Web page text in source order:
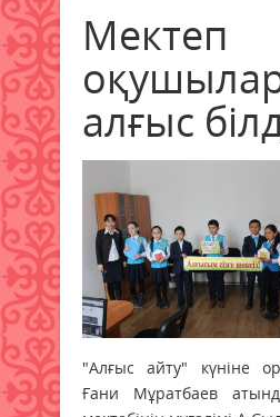
Мектеп
алғыс
"Алғыс айту" күніне
Ғани Мұратбаев